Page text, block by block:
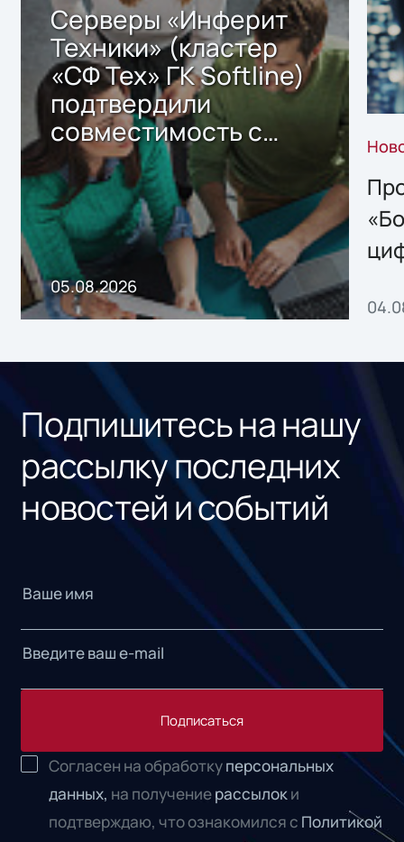
Серверы «Инферит
Техники» (кластер
«СФ Тех» ГК Softline)
подтвердили
совместимость с
решением Sharx
Storage 2.x для
хранения данных
05.08.2026
Подпишитесь на нашу
рассылку последних
новостей и событий
Подписаться
Согласен на обработкуперсональных
данных, на получениерассылоки
подтверждаю, что ознакомился с Политикой